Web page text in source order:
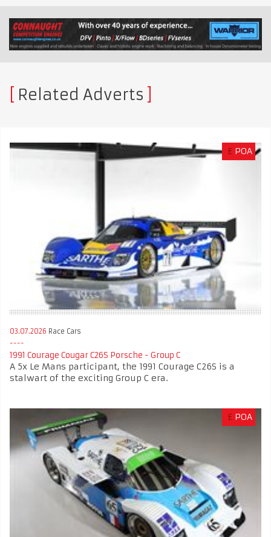
Related Adverts
£ POA
03.07.2026 Race Cars
1991 Courage Cougar C26S Porsche - Group C
A 5x Le Mans participant, the 1991 Courage C26S is a
stalwart of the exciting Group C era.
£ POA